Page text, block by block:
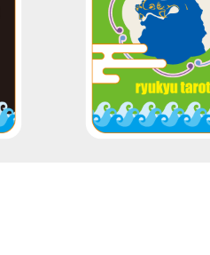
たいのならこのカ
引いてくださ
このカードを引